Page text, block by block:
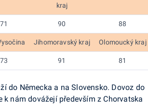
kraj
71 90 88
Jihomoravský kraj Olomoucký kraj
73 91 81
do Německa a na Slovensko. Dovoz do
k nám dovážejí především z Chorvatska